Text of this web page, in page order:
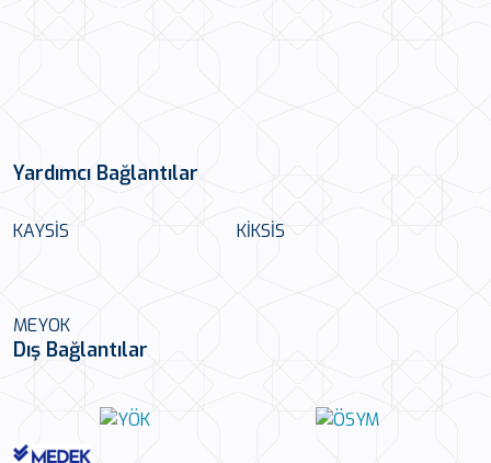
Yardımcı Bağlantılar
KAYSİS KİKSİS
MEYOK
Dış Bağlantılar